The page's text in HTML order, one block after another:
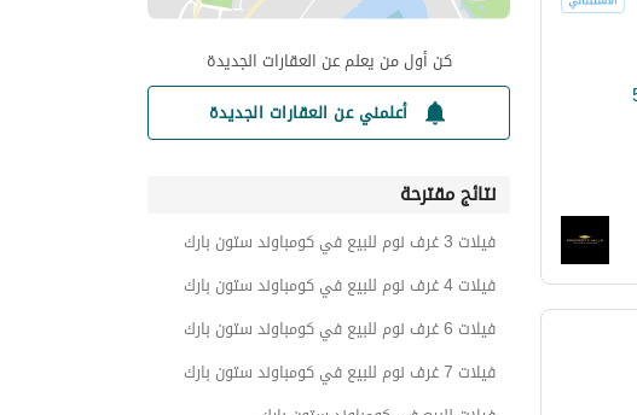
كن أول من يعلم عن العقارات الجديدة
أعلمني عن العقارات الجديدة
نتائج مقترحة
فيلات 3 غرف نوم للبيع في كومباوند ستون بارك
فيلات 4 غرف نوم للبيع في كومباوند ستون بارك
فيلات 6 غرف نوم للبيع في كومباوند ستون بارك
فيلات 7 غرف نوم للبيع في كومباوند ستون بارك